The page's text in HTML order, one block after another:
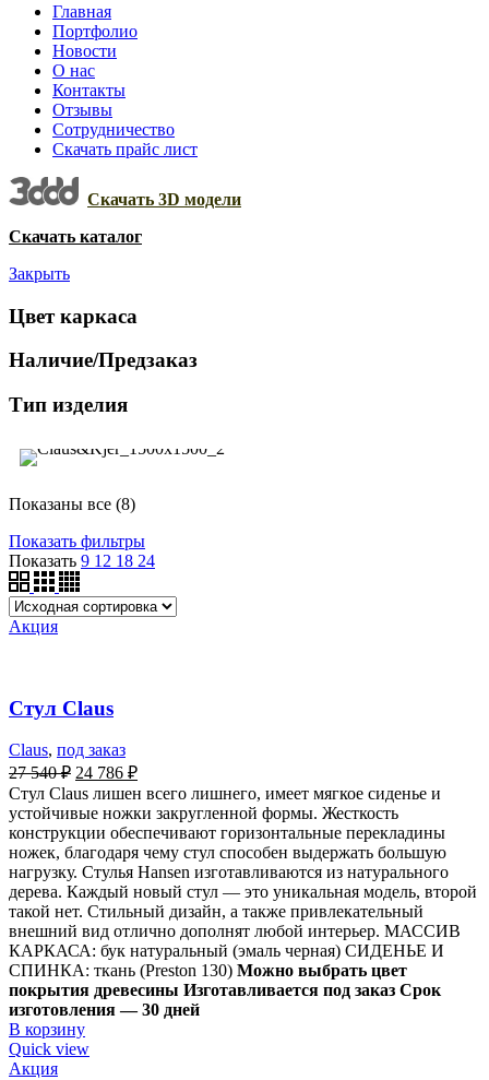
Главная
Портфолио
Новости
О нас
Контакты
Отзывы
Сотрудничество
Скачать прайс лист
Скачать 3D модели
Скачать каталог
Закрыть
Цвет каркаса
Наличие/Предзаказ
Тип изделия
Показаны все (8)
Показать фильтры
Показать 9 12 18 24
Акция
Стул Claus
Claus, под заказ
27 540₽ 24 786 ₽
Стул Claus лишен всего лишнего, имеет мягкое сиденье и
устойчивые ножки закругленной формы. Жесткость
конструкции обеспечивают горизонтальные перекладины
ножек, благодаря чему стул способен выдержать большую
нагрузку. Стулья Hansen изготавливаются из натурального
дерева. Каждый новый стул — это уникальная модель, второй
такой нет. Стильный дизайн, а также привлекательный
внешний вид отлично дополнят любой интерьер. МАССИВ
КАРКАСА: бук натуральный (эмаль черная) СИДЕНЬЕ И
СПИНКА: ткань (Preston 130) Можно выбрать цвет
покрытия древесины Изготавливается под заказ Срок
изготовления — 30 дней
В корзину
Quick view
Акция